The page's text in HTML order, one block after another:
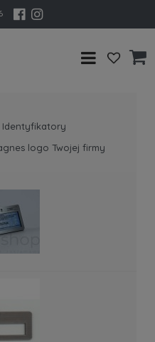
Identyfikatory
logo Twojej firmy